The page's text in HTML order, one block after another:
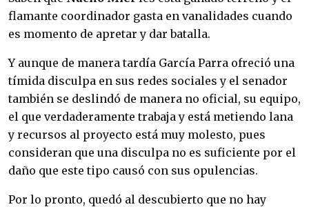
flamante coordinador gasta en vanalidades cuando
es momento de apretar y dar batalla.
Y aunque de manera tardía García Parra ofreció una
tímida disculpa en sus redes sociales y el senador
también se deslindó de manera no oficial, su equipo,
el que verdaderamente trabaja y está metiendo lana
y recursos al proyecto está muy molesto, pues
consideran que una disculpa no es suficiente por el
daño que este tipo causó con sus opulencias.
Por lo pronto, quedó al descubierto que no hay